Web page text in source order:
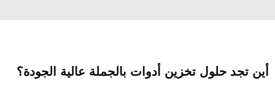
أين تجد حلول تخزين أدوات بالجملة عالية الجودة؟